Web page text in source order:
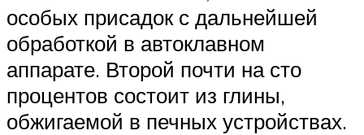
особых присадок с дальнейшей
обработкой в автоклавном
аппарате. Второй почти на сто
процентов состоит из глины,
обжигаемой в печных устройствах.